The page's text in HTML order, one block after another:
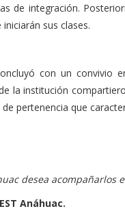
de integración.
sus clases.
con un convivio
la institución
pertenencia que
desea acompañarlos
Anáhuac.